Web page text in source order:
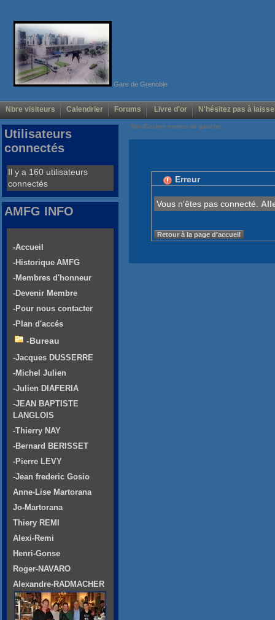
Gare de Grenoble
Nbre visiteurs Calendrier Forums Livre d'or N'hésitez pas à
Voir/Cacher menus de gauche
Erreur
Vous n'êtes pas connecté.
Retour à la page d'accueil
Utilisateurs
connectés
Il y a 160 utilisateurs
connectés
AMFG INFO
-Accueil
-Historique AMFG
-Membres d'honneur
-Devenir Membre
-Pour nous contacter
-Plan d'accés
-Bureau
-Jacques DUSSERRE
-Michel Julien
-Julien DIAFERIA
-JEAN BAPTISTE
LANGLOIS
-Thierry NAY
-Bernard BERISSET
-Pierre LEVY
-Jean frederic Gosio
Anne-Lise Martorana
Jo-Martorana
Thiery REMI
Alexi-Remi
Henri-Gonse
Roger-NAVARO
Alexandre-RADMACHER